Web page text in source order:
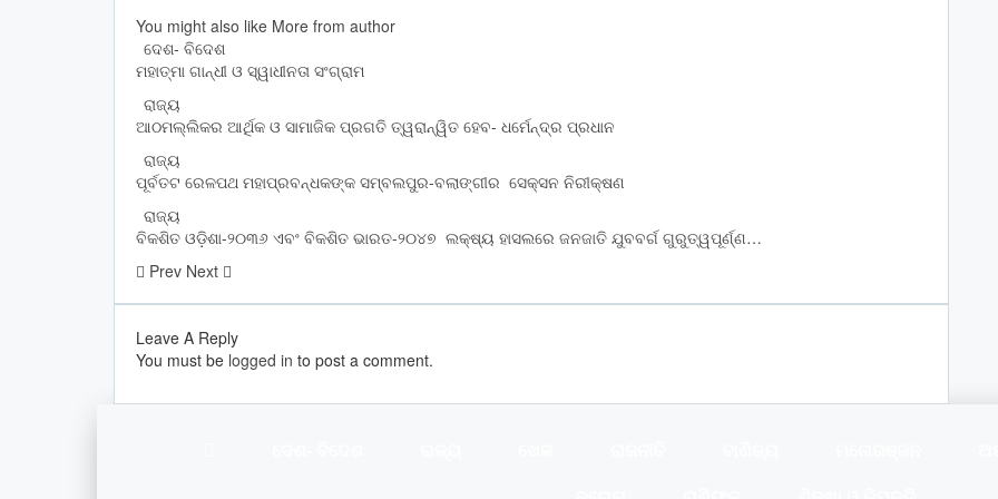
You might also like More from author
ଦେଶ- ବିଦେଶ
ମହାତ୍ମା ଗାନ୍ଧୀ ଓ ସ୍ୱାଧୀନତା ସଂଗ୍ରାମ
ରାଜ୍ୟ
ଆଠମଲ୍ଲିକର ଆର୍ଥିକ ଓ ସାମାଜିକ ପ୍ରଗତି ତ୍ୱରାନ୍ୱିତ ହେବ- ଧର୍ମେନ୍ଦ୍ର ପ୍ରଧାନ
ରାଜ୍ୟ
ପୂର୍ବତଟ ରେଳପଥ ମହାପ୍ରବନ୍ଧକଙ୍କ ସମ୍ବଲପୁର-ବଲାଙ୍ଗୀର ସେକ୍ସନ ନିରୀକ୍ଷଣ
ରାଜ୍ୟ
ବିକଶିତ ଓଡ଼ିଶା-୨୦୩୬ ଏବଂ ବିକଶିତ ଭାରତ-୨୦୪୭ ଲକ୍ଷ୍ୟ ହାସଲରେ ଜନଜାତି ଯୁବବର୍ଗ ଗୁରୁତ୍ୱପୂର୍ଣ୍ଣ…
Prev Next
Leave A Reply
You must be logged in to post a comment.